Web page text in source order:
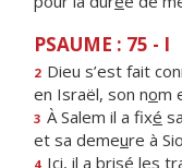
PSAUME : 75 - I
2 Dieu s’est fait
en Israël, son nom
3 À Salem il a fixé
et sa demeure à
4 Ici, il a brisé les